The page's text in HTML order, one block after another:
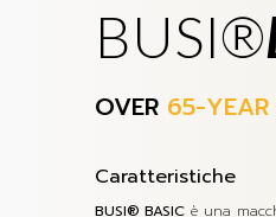
BUSI®
OVER 65-YEAR
Caratteristiche
BUSI® BASICè una